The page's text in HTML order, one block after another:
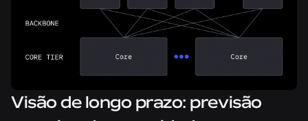
Visão de longo prazo: previsão